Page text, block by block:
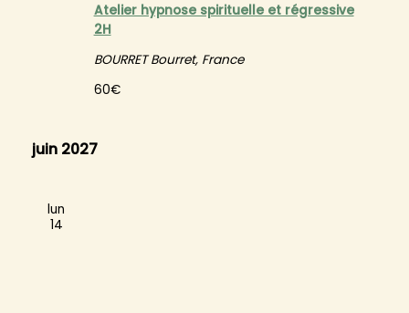
Atelier hypnose spirituelle et régressive
2H
BOURRETBourret, France
60€
juin 2027
lun
14